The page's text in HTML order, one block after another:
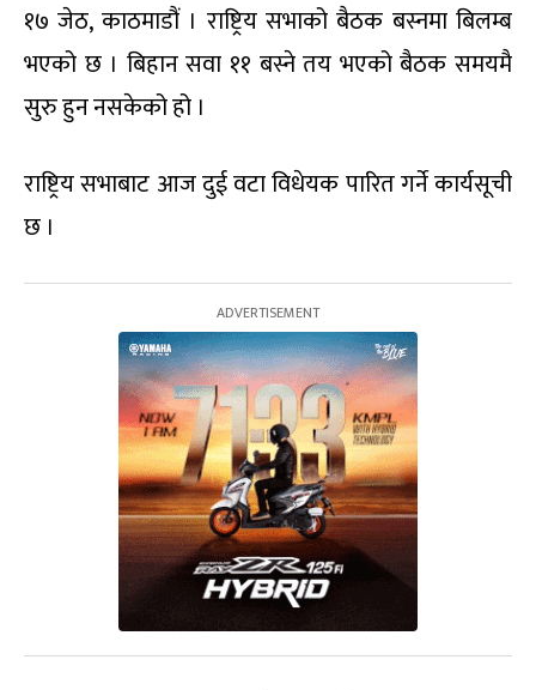
१७ जेठ, काठमाडौं । राष्ट्रिय सभाको बैठक बस्नमा बिलम्ब
भएको छ । बिहान सवा ११ बस्ने तय भएको बैठक समयमै
सुरु हुन नसकेको हो ।
राष्ट्रिय सभाबाट आज दुई वटा विधेयक पारित गर्ने कार्यसूची
छ ।